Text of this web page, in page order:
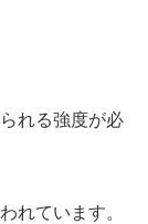
れる強度が必
れています。